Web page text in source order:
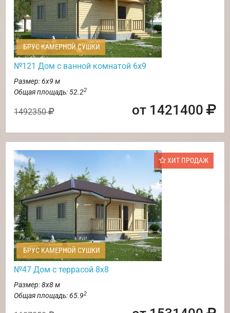
БРУС КАМЕРНОЙ СУШКИ
№121 Дом с ванной комнатой 6х9
Размер: 6х9 м
Общая площадь: 52.22
1492350 от 1421400
ХИТ ПРОДАЖ
БРУС КАМЕРНОЙ СУШКИ
№47 Дом с террасой 8х8
Размер: 8х8 м
Общая площадь: 65.92